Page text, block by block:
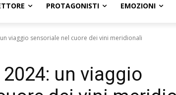
PROTAGONISTI EMOZIONI
viaggio sensoriale nel cuore dei vini meridionali
un viaggio